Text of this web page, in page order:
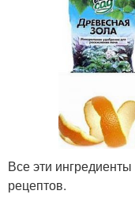
Все эти
рецептов.